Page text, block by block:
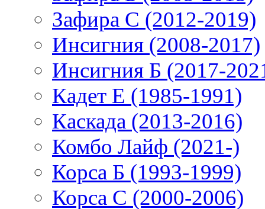
Зафира С (2012-2019)
Инсигния (2008-2017)
Инсигния Б (2017-
Кадет Е (1985-1991)
Каскада (2013-2016)
Комбо Лайф (2021-)
Корса Б (1993-1999)
Корса С (2000-2006)